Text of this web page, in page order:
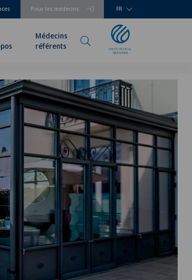
Pour les médecins FR
Médecins
référents